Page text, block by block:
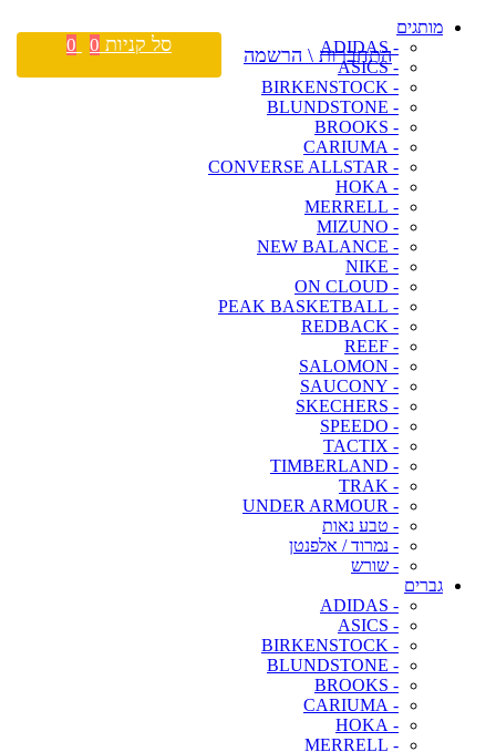
מותגים
- ADIDAS
- ASICS
- BIRKENSTOCK
- BLUNDSTONE
- BROOKS
- CARIUMA
- CONVERSE ALLSTAR
- HOKA
- MERRELL
- MIZUNO
- NEW BALANCE
- NIKE
- ON CLOUD
- PEAK BASKETBALL
- REDBACK
- REEF
- SALOMON
- SAUCONY
- SKECHERS
- SPEEDO
- TACTIX
- TIMBERLAND
- TRAK
- UNDER ARMOUR
- טבע נאות
- נמרוד / אלפנטן
- שורש
גברים
- ADIDAS
- ASICS
- BIRKENSTOCK
- BLUNDSTONE
- BROOKS
- CARIUMA
- HOKA
- MERRELL
התחברות \ הרשמה סל קניות 0
0